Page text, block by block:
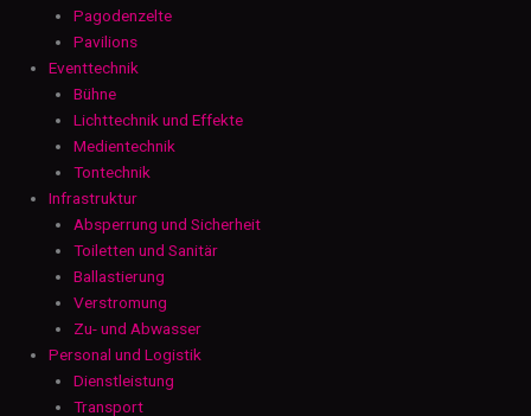
Pagodenzelte
Pavilions
Eventtechnik
Bühne
Lichttechnik und Effekte
Medientechnik
Tontechnik
Infrastruktur
Absperrung und Sicherheit
Toiletten und Sanitär
Ballastierung
Verstromung
Zu- und Abwasser
Personal und Logistik
Dienstleistung
Transport